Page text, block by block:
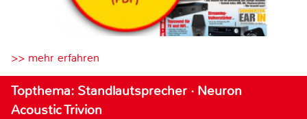
>> mehr erfahren
Topthema: Standlautsprecher · Neuron
Acoustic Trivion